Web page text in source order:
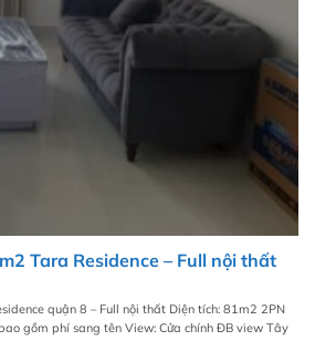
Tara Residence – Full nội thất
quận 8 – Full nội thất Diện tích: 81m2 2PN
gồm phí sang tên View: Cửa chính ĐB view Tây